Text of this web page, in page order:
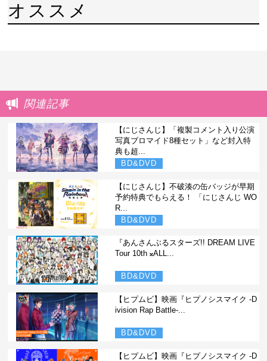
オススメ
関連記事
【にじさんじ】「複製コメント入り公演
写真ブロマイド8種セット」など封入特
典も超...
BD&DVD
【にじさんじ】不破湊の缶バッジが早期
予約特典でもらえる！ 「にじさんじ WO
R...
BD&DVD
『あんさんぶるスターズ!! DREAM LIVE
Tour 10th 𝄪ALL...
BD&DVD
【ヒプムビ】映画『ヒプノシスマイク -D
ivision Rap Battle-...
BD&DVD
【ヒプムビ】映画『ヒプノシスマイク -D